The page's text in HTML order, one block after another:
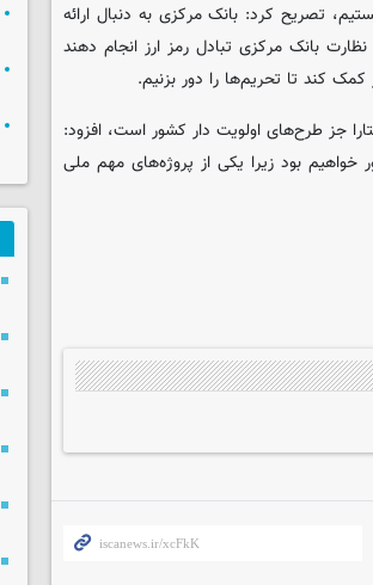
تصریح کرد: بانک مرکزی به دنبال ارائه
بانک مرکزی تبادل رمز ارز انجام دهند
کند تا تحریم‌ها را دور بزنیم.
جز طرح‌های اولویت دار کشور است، افزود:
بود زیرا یکی از پروژه‌های مهم ملی